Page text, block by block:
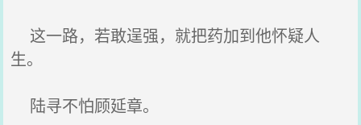
这一路，若敢逞强，就把药加到他怀疑人
生。
陆寻不怕顾延章。